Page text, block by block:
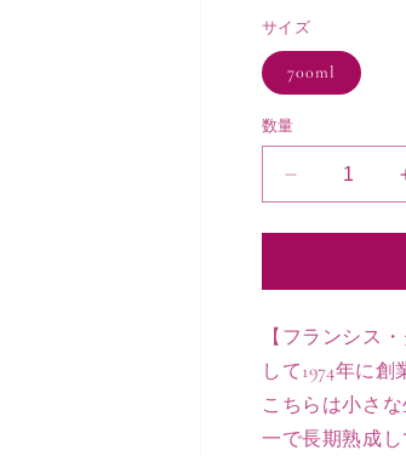
価
格
サイズ
700ml
数量
ャ
ッ
ク
の
数
【フランシス
して1974年に
こちらは小さ
一で長期熟成